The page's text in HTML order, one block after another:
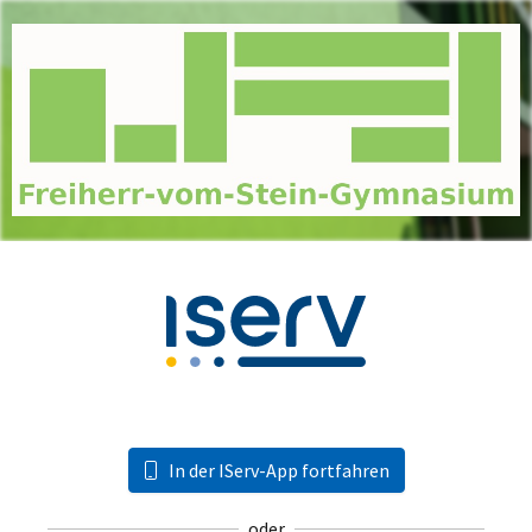
In der IServ-App fortfahren